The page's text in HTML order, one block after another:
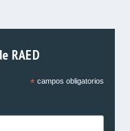
RAED
*campos obligatorios